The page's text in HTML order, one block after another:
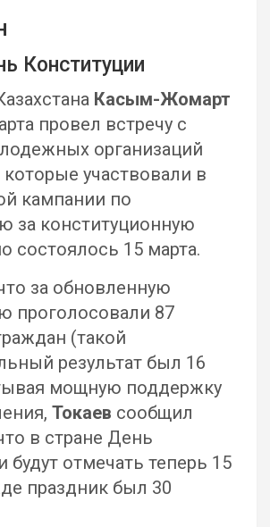
Конституции
Касым-Жомарт
провел встречу с
организаций
которые участвовали в
кампании по
за конституционную
состоялось 15 марта.
за обновленную
проголосовали 87
(такой
результат был 16
мощную поддержку
Токаев сообщил
в стране День
будут отмечать теперь 15
праздник был 30